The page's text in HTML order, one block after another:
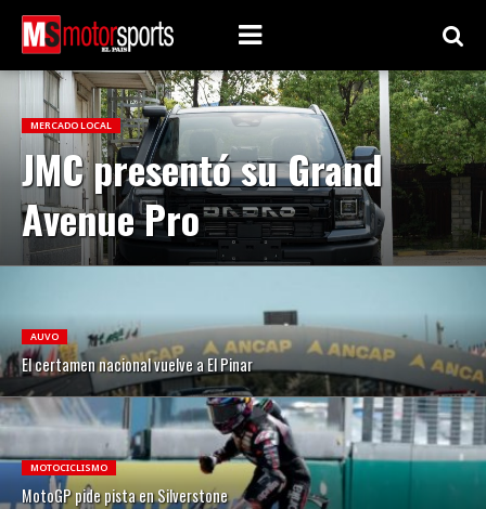
MERCADO LOCAL
JMC presentó su Grand
Avenue Pro
AUVO
El certamen nacional vuelve a El Pinar
MOTOCICLISMO
MotoGP pide pista en Silverstone